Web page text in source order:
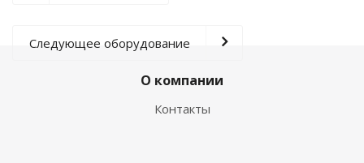
Следующее оборудование
О компании
Контакты